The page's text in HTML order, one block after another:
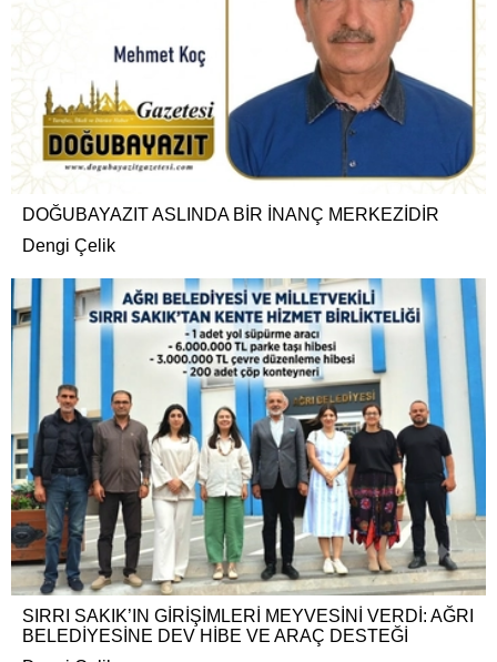
DOĞUBAYAZIT ASLINDA BİR İNANÇ MERKEZİDİR
Dengi Çelik
SIRRI SAKIK’IN GİRİŞİMLERİ MEYVESİNİ VERDİ: AĞRI
BELEDİYESİNE DEV HİBE VE ARAÇ DESTEĞİ